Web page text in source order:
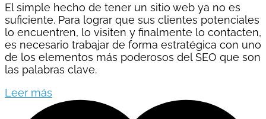
El simple hecho de tener un sitio web ya no es
suficiente. Para lograr que sus clientes potenciales
lo encuentren, lo visiten y finalmente lo contacten,
es necesario trabajar de forma estratégica con uno
de los elementos más poderosos del SEO que son
las palabras clave.
Leer más